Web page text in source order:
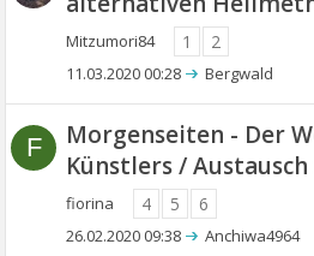
Mitzumori84 1 2
11.03.2020 00:28 Bergwald
F
Morgenseiten - Der
Künstlers / Austausch
fiorina 4 5 6
26.02.2020 09:38 Anchiwa4964